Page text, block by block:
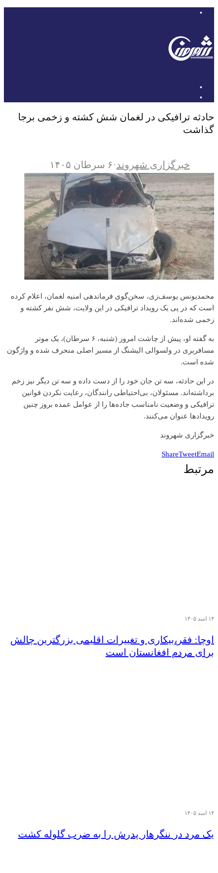
حادثه ترافیکی در لغمان شش کشته و زخمی برجا
گذاشت
خبرگزاری شهروند·۶ سرطان ۱۴۰۵
محمدیونس یوسف‌زی، سخن‌گوی فرماندهی امنیه لغمان، اعلام کرده
است که در پی یک رویداد ترافیکی در این ولایت، شش نفر کشته و
زخمی شده‌اند.
به گفته او، پیش از چاشت امروز (شنبه، ۶ سرطان)، یک موتر
مسافربری در ولسوالی الیشنگ از مسیر اصلی منحرف شده و واژگون
شده است.
در این حادثه، سه تن جان خود را از دست داده و سه تن دیگر نیز زخم
برداشته‌اند. مسئولان، بی‌احتیاطی رانندگان، رعایت نکردن قوانین
ترافیکی و وضعیت نامناسب جاده‌ها را از عوامل عمده بروز چنین
رویدادها عنوان می‌کنند.
خبرگزاری شهروند
ShareTweetEmail
مرتبط
۱۴ اسد ۱۴۰۵
اوچا: فقر،بیکاری و تغییرات اقلیمی بزرگترین چالش
برای مردم افغانستان است
۱۴ اسد ۱۴۰۵
یک مرد در ننگرهار پدرش را به ضرب گلوله کشت